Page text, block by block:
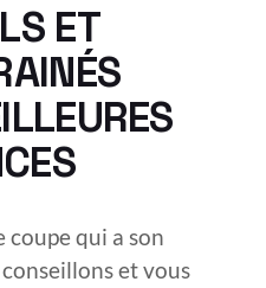
ET
coupe qui a son
et vous